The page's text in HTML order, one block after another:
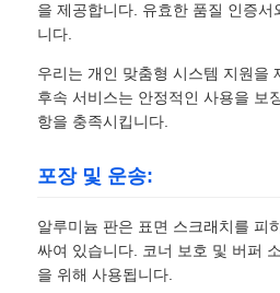
을 제공합니다. 유효한 품질 인증
니다.
우리는 개인 맞춤형 시스템 지원을
후속 서비스는 안정적인 사용을 보
항을 충족시킵니다.
포장 및 운송:
알루미늄 판은 표면 스크래치를 피
싸여 있습니다. 코너 보호 및 버퍼
을 위해 사용됩니다.